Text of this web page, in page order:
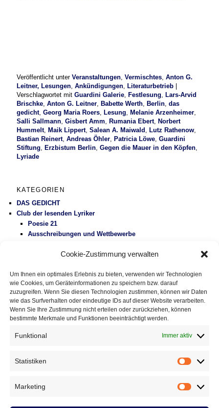
Cookie-Zustimmung verwalten
Um Ihnen ein optimales Erlebnis zu bieten, verwenden wir Technologien
wie Cookies, um Geräteinformationen zu speichern bzw. darauf
zuzugreifen. Wenn Sie diesen Technologien zustimmen, können wir Daten
wie das Surfverhalten oder eindeutige IDs auf dieser Website verarbeiten.
Wenn Sie Ihre Zustimmung nicht erteilen oder zurückziehen, können
bestimmte Merkmale und Funktionen beeinträchtigt werden.
Funktional Immer aktiv
Statistiken
Marketing
Marketing
Veröffentlicht unter Veranstaltungen ,Vermischtes ,Anton G.
Leitner, Lesungen ,Ankündigungen Literaturbetrieb
Verschlagwortet mit Guardini Galerie Festlesung
Lars-Arvid
Brischke ,Anton G. Leitner Babette Werth Berlin ,das
gedicht,Georg Maria Roers Lesung Melanie Arzenheimer
Salli Sallmann ,Gisbert Amm Rumania Ebert, Norbert
Hummelt, Maik Lippert,Salean A. Maiwald Lutz Rathenow
Bastian Reinert,Andreas Öhler Patricia Löwe ,Guardini
Stiftung
Erzbistum Berlin ,Gegen die Mauer in den Köpfen
Lyriade
KATEGORIEN
DAS GEDICHT
Club der lesenden Lyriker
Poesie 21
Ausschreibungen und Wettbewerbe
Gesundheitspolitik
Vermischtes
DAS GEDICHT BLOG
Celan – Das Auge von Celan« von Susana Szwarc
August 2026
Achim Raven